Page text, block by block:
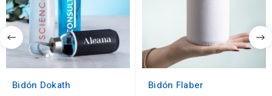
Bidón Dokath Bidón Flaber